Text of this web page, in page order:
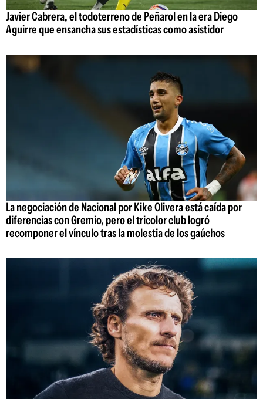
Javier Cabrera, el todoterreno de Peñarol en la era Diego
Aguirre que ensancha sus estadísticas como asistidor
La negociación de Nacional por Kike Olivera está caída por
diferencias con Gremio, pero el tricolor club logró
recomponer el vínculo tras la molestia de los gaúchos